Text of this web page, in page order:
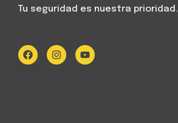
Tu seguridad es nuestra prioridad.